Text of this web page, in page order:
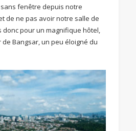
fenêtre depuis notre
de ne pas avoir notre salle de
donc pour un magnifique hôtel,
Bangsar, un peu éloigné du